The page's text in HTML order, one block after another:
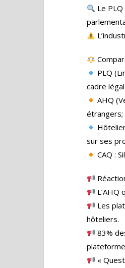
Le
PLQ
cadre
AHQ
étrangers;
sur ses
CAQ :
Les
hôteliers.
83%
«